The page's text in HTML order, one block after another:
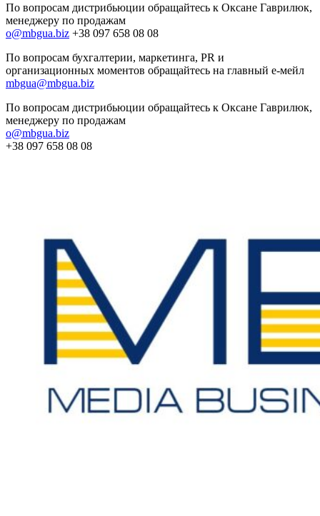
По вопросам дистрибьюции обращайтесь к Оксане Гаврилюк,
менеджеру по продажам
o@mbgua.biz +38 097 658 08 08
По вопросам бухгалтерии, маркетинга, PR и
организационных моментов обращайтесь на главный е-мейл
mbgua@mbgua.biz
По вопросам дистрибьюции обращайтесь к Оксане Гаврилюк,
менеджеру по продажам
o@mbgua.biz
+38 097 658 08 08